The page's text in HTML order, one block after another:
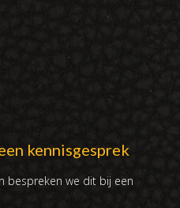
kennisgesprek
bespreken we dit bij een